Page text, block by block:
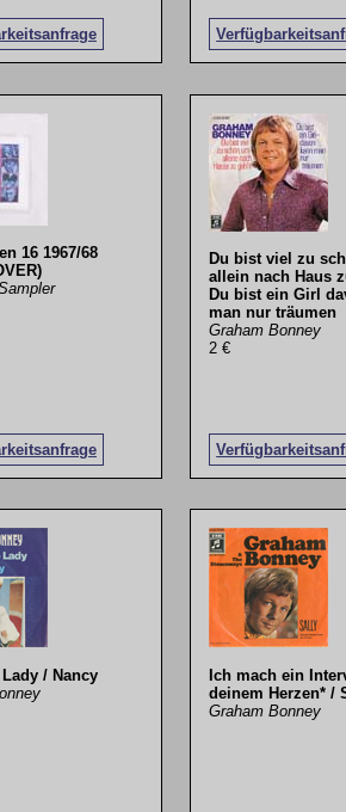
16 1967/68
Du bist viel zu
allein nach Haus
Du bist ein Girl
man nur träumen
Graham Bonney
2 €
/ Nancy
Ich mach ein
deinem Herzen* /
Graham Bonney